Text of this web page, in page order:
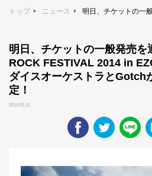
トップ ニュース 明日、チケットの一般発売を迎える『RISING SUN ROCK
明日、チケットの一般発売を
ROCK FESTIVAL 2014 in
ダイスオーケストラとGotch
定！
2014.05.31